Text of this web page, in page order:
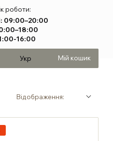
роботи:
09:00–20:00
16:00
Укр Мій кошик
Відображення: